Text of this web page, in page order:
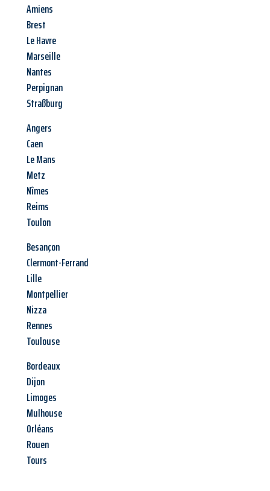
Amiens
Brest
Le Havre
Marseille
Nantes
Perpignan
Straßburg
Angers
Caen
Le Mans
Metz
Nîmes
Reims
Toulon
Besançon
Clermont-Ferrand
Lille
Montpellier
Nizza
Rennes
Toulouse
Bordeaux
Dijon
Limoges
Mulhouse
Orléans
Rouen
Tours